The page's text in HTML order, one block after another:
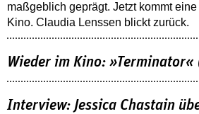
maßgeblich geprägt. Jetzt kommt
Kino. Claudia Lenssen blickt zurück.
Wieder im Kino:
Interview: Jessica Chastain